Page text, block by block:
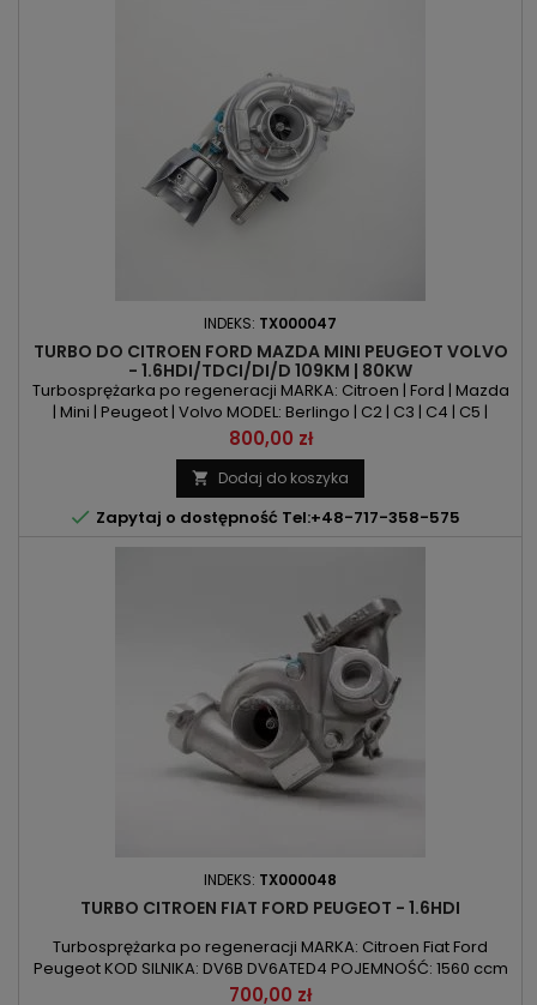
INDEKS: TX000047
TURBO DO CITROEN FORD MAZDA MINI PEUGEOT VOLVO
- 1.6HDI/TDCI/DI/D 109KM | 80KW
Turbosprężarka po regeneracji MARKA: Citroen | Ford | Mazda
| Mini | Peugeot | Volvo MODEL: Berlingo | C2 | C3 | C4 | C5 |
Xsara Picasso | C-Max | Focus | Mondeo | Mazda 3 | Clubman |
Cooper | One | 1007 | 206 | 207 | 307 | 308 | 3008 | 407 | 5008 |
Partner | C30 | S40 | V50 KOD SILNIKA: 9HZ | D4164T | DV6TED4
POJEMNOŚĆ: 1560 ccm 1.6D | DI | HDI | TDCI...
Cena
800,00 zł
 Dodaj do koszyka
 Zapytaj o dostępność Tel:+48-717-358-575
INDEKS: TX000048
TURBO CITROEN FIAT FORD PEUGEOT - 1.6HDI
Turbosprężarka po regeneracji MARKA: Citroen Fiat Ford
Peugeot KOD SILNIKA: DV6B DV6ATED4 POJEMNOŚĆ: 1560 ccm
1.6HDI/Multijet/TDCI MOC: 55kW/75KM / 66kW/90KM ROK
Cena
700,00 zł